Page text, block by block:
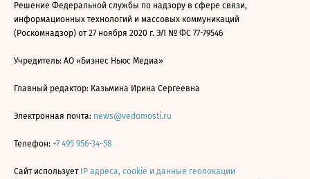
Решение Федеральной службы по надзору в сфере связи,
информационных технологий и массовых коммуникаций
(Роскомнадзор) от 27 ноября 2020 г. ЭЛ № ФС 77-79546
Учредитель: АО «Бизнес Ньюс Медиа»
Главный редактор: Казьмина Ирина Сергеевна
Электронная почта: news@vedomosti.ru
Телефон: +7 495 956-34-58
Сайт использует IP адреса, cookie и данные геолокации